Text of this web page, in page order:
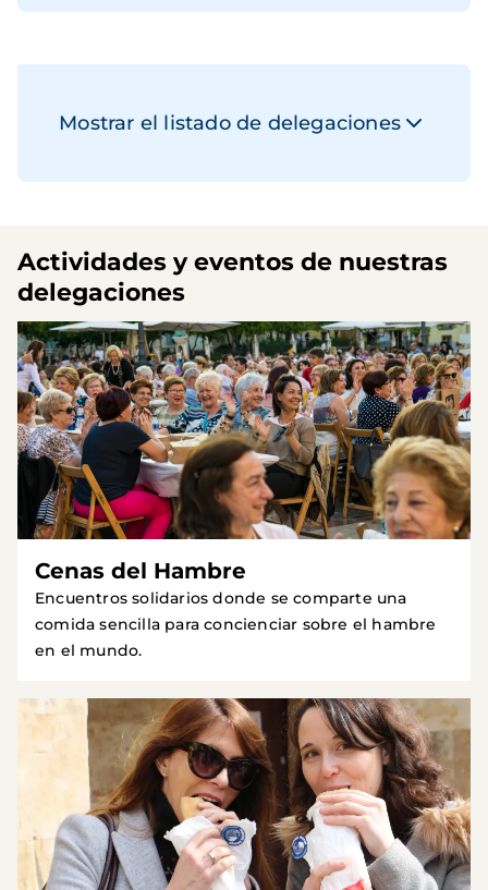
Mostrar el listado de delegaciones
Actividades y eventos de nuestras
delegaciones
Cenas del Hambre
Encuentros solidarios donde se comparte una
comida sencilla para concienciar sobre el hambre
en el mundo.